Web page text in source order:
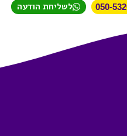
לשליחת הודעה